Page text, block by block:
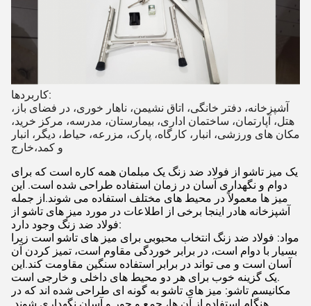
کاربردها:
آشپزخانه، دفتر خانگی، اتاق نشیمن، ناهار خوری، در فضای باز،
هتل، آپارتمان، ساختمان اداری، بیمارستان، مدرسه، مرکز خرید،
مکان های ورزشی، انبار، کارگاه، پارک، مزرعه، حیاط، دیگر، انبار
و کمد،خارج
یک میز تاشو از فولاد ضد زنگ یک مبلمان همه کاره است که برای
دوام و نگهداری آسان در زمان استفاده طراحی شده است. این
میز ها معمولاً در محیط های مختلف استفاده می شوند.از جمله
آشپزخانه هادر اینجا برخی از اطلاعات در مورد میز های تاشو از
فولاد ضد زنگ وجود دارد:
مواد: فولاد ضد زنگ انتخاب محبوبی برای میز های تاشو است زیرا
بسیار با دوام است، در برابر خوردگی مقاوم است، تمیز کردن آن
آسان است و می تواند در برابر استفاده سنگین مقاومت کند.این
یک گزینه خوب برای هر دو محیط های داخلی و خارجی است.
مکانیسم تاشو: میز های تاشو به گونه ای طراحی شده اند که در